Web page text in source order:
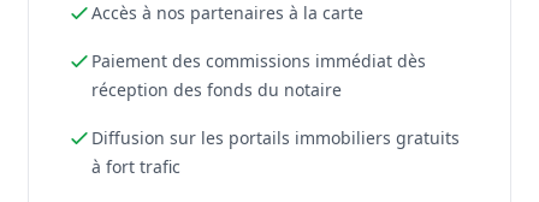
Accès à nos partenaires à la carte
Paiement des commissions immédiat dès
réception des fonds du notaire
Diffusion sur les portails immobiliers gratuits
à fort trafic